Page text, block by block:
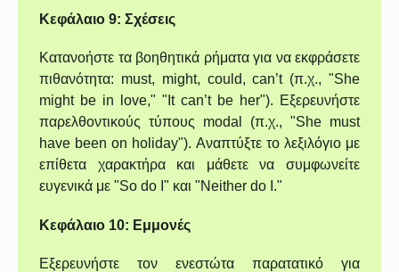
Κεφάλαιο 9: Σχέσεις
Κατανοήστε τα βοηθητικά ρήματα για να εκφράσετε
πιθανότητα: must, might, could, can’t (π.χ., "She
might be in love," "It can’t be her"). Εξερευνήστε
παρελθοντικούς τύπους modal (π.χ., "She must
have been on holiday"). Αναπτύξτε το λεξιλόγιο με
επίθετα χαρακτήρα και μάθετε να συμφωνείτε
ευγενικά με "So do I" και "Neither do I."
Κεφάλαιο 10: Εμμονές
Εξερευνήστε τον ενεστώτα παρατατικό για